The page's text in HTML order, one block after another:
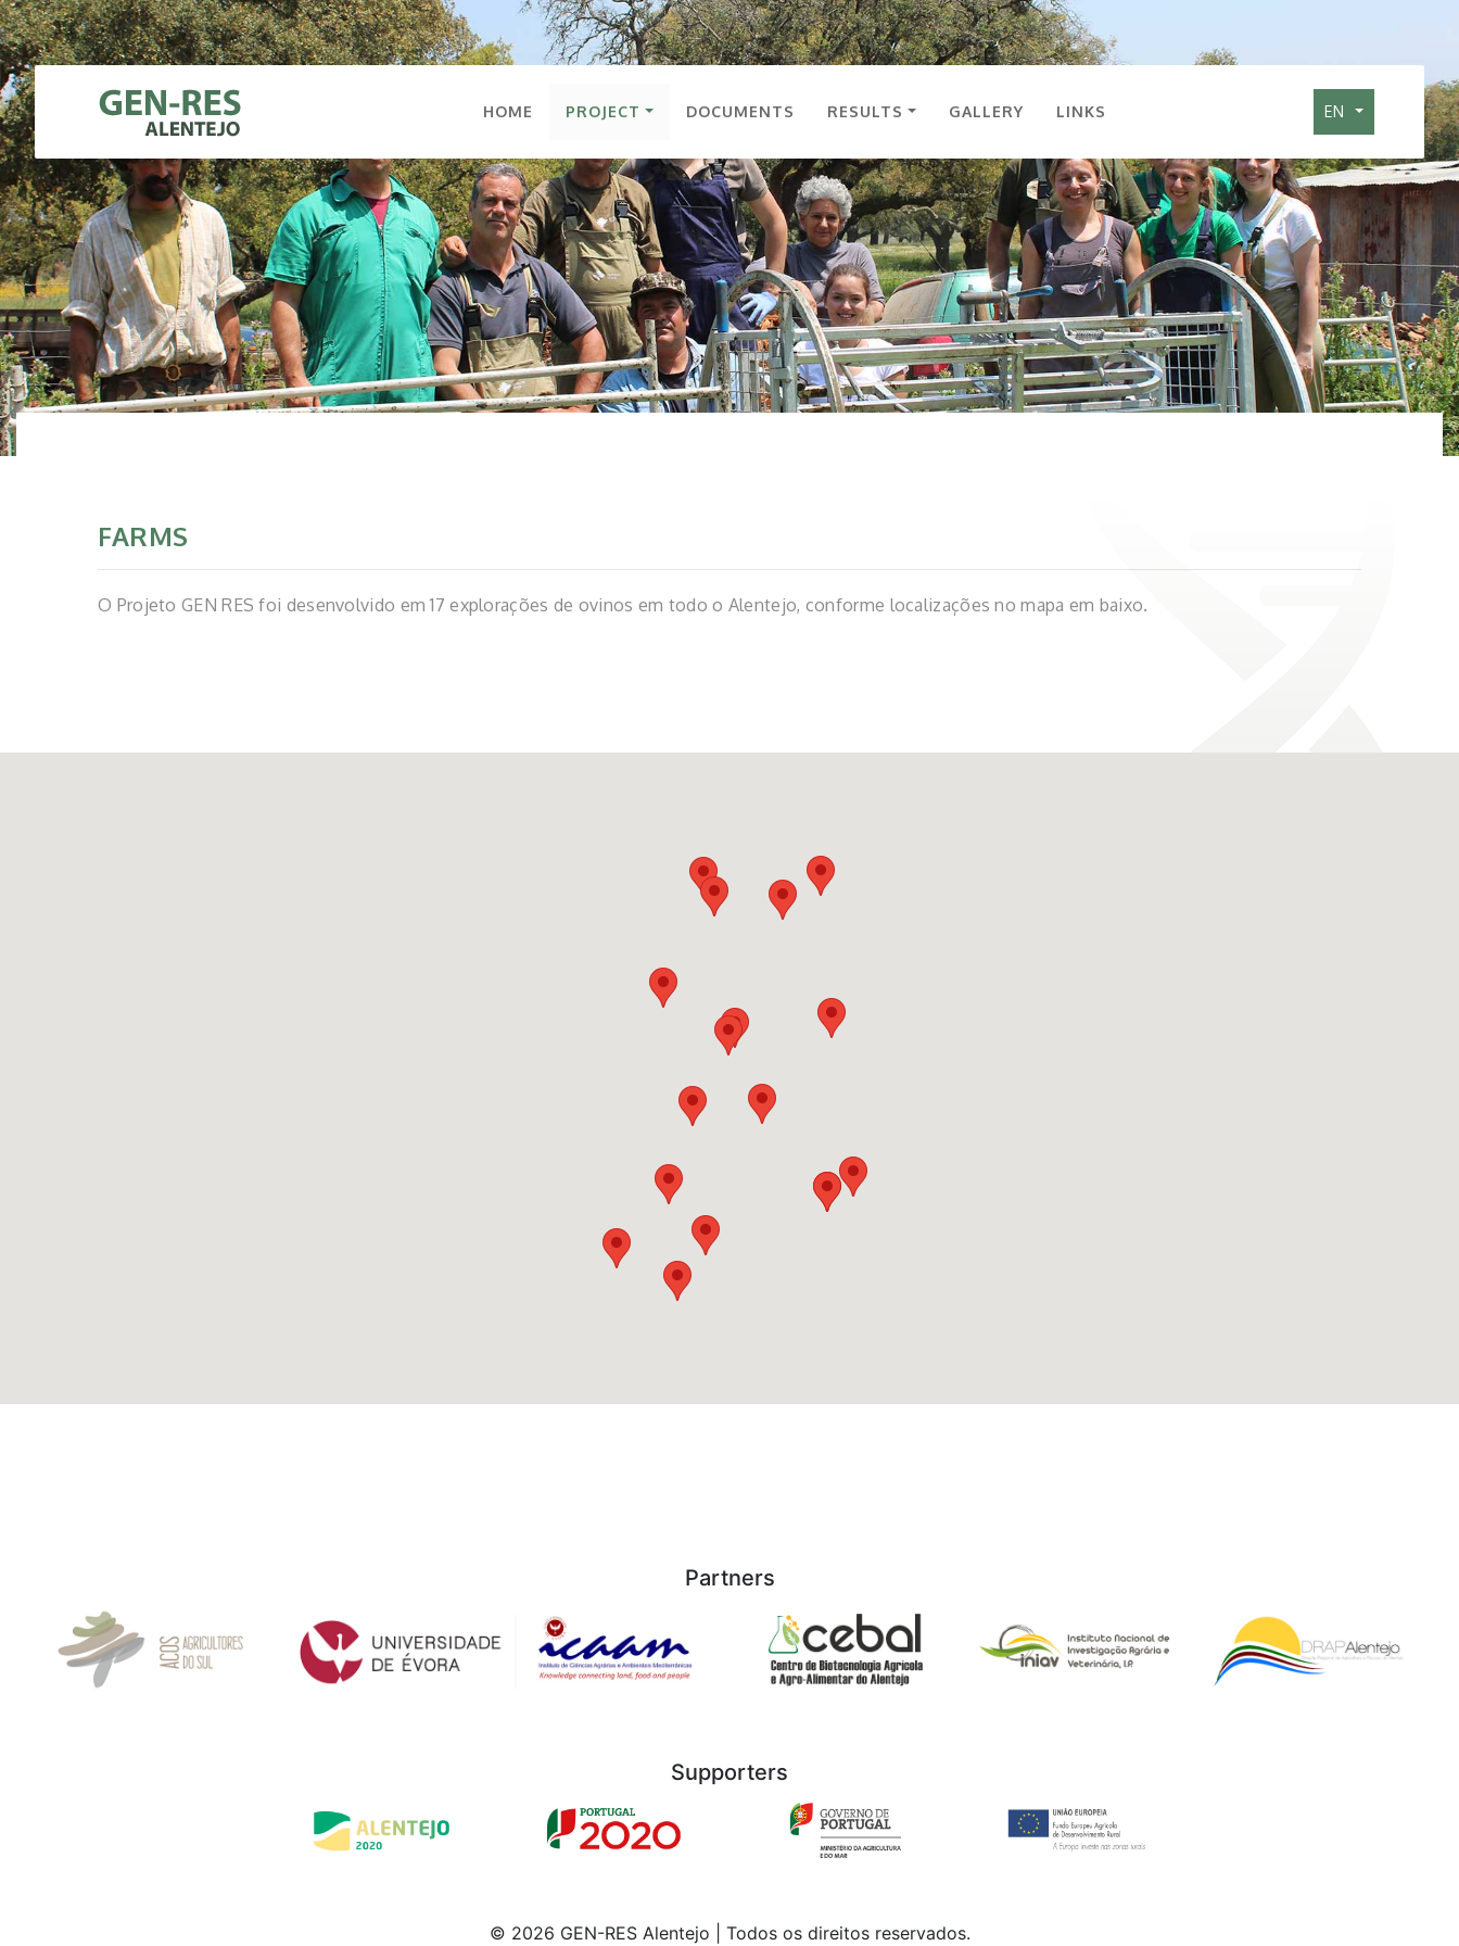
HOME PROJECT DOCUMENTS RESULTS GALLERY LINKS EN
FARMS
O Projeto GEN RES foi desenvolvido em 17 explorações de ovinos em todo o Alentejo, conforme localizações no mapa em baixo.
Partners
Supporters
© 2026 GEN-RES Alentejo | Todos os direitos reservados.